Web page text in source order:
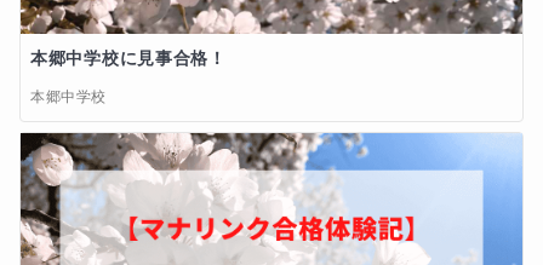
本郷中学校に見事合格！
本郷中学校